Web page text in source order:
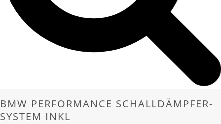
BMW PERFORMANCE SCHALLDÄMPFER-
SYSTEM INKL